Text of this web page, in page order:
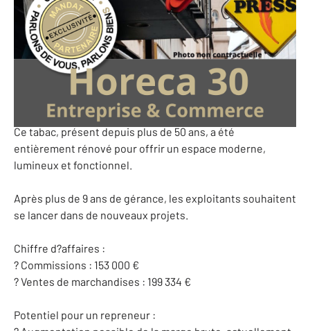
PERF (Potentiel de l'Entreprise et Rentabilité Financière)
: 130 989 €
Exclusivité ? Proche Nîmes : Tabac, Presse, Loto
Au cœur d?un village dynamique de +3 500 habitants ?
emplacement stratégique avec grand parking à proximité.
Ce tabac, présent depuis plus de 50 ans, a été
entièrement rénové pour offrir un espace moderne,
lumineux et fonctionnel.
Après plus de 9 ans de gérance, les exploitants souhaitent
se lancer dans de nouveaux projets.
Chiffre d?affaires :
? Commissions : 153 000 €
? Ventes de marchandises : 199 334 €
Potentiel pour un repreneur :